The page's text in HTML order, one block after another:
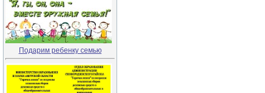
Подарим ребенку семью